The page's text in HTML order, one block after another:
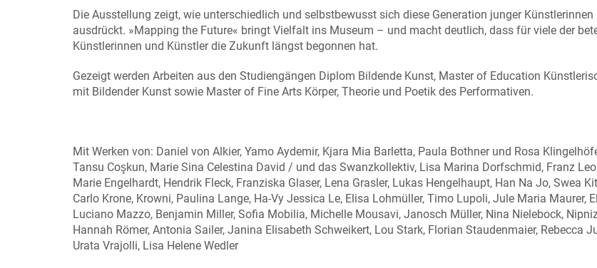
Die Ausstellung zeigt, wie unterschiedlich und selbstbewusst sich diese Generation junger
ausdrückt. »Mapping the Future« bringt Vielfalt ins Museum – und macht deutlich, dass für viele der
Künstlerinnen und Künstler die Zukunft längst begonnen hat.
Gezeigt werden Arbeiten aus den Studiengängen Diplom Bildende Kunst, Master of Education
mit Bildender Kunst sowie Master of Fine Arts Körper, Theorie und Poetik des Performativen.
Mit Werken von: Daniel von Alkier, Yamo Aydemir, Kjara Mia Barletta, Paula Bothner und Rosa
Tansu Coşkun, Marie Sina Celestina David / und das Swanzkollektiv, Lisa Marina Dorfschmid, Franz
Marie Engelhardt, Hendrik Fleck, Franziska Glaser, Lena Grasler, Lukas Hengelhaupt, Han Na Jo, Swea
Carlo Krone, Krowni, Paulina Lange, Ha-Vy Jessica Le, Elisa Lohmüller, Timo Lupoli, Jule Maria Maurer,
Luciano Mazzo, Benjamin Miller, Sofia Mobilia, Michelle Mousavi, Janosch Müller, Nina Nielebock,
Hannah Römer, Antonia Sailer, Janina Elisabeth Schweikert, Lou Stark, Florian Staudenmaier, Rebecca
Urata Vrajolli, Lisa Helene Wedler